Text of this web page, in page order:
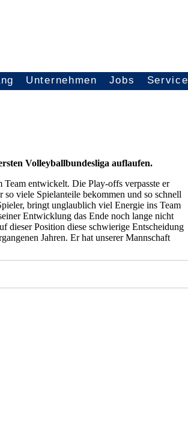
Unternehmen Jobs Service
Volleyballbundesliga auflaufen.
entwickelt. Die Play-offs verpasste er
viele Spielanteile bekommen und so schnell
bringt unglaublich viel Energie ins Team
Entwicklung das Ende noch lange nicht
dieser Position diese schwierige Entscheidung
Jahren. Er hat unserer Mannschaft